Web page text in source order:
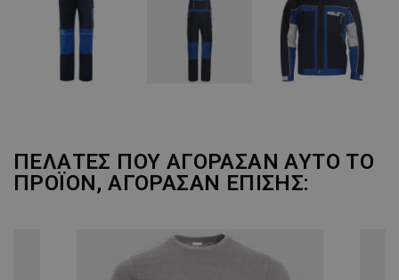
ΠΕΛΆΤΕΣ ΠΟΥ ΑΓΌΡΑΣΑΝ ΑΥΤΌ ΤΟ
ΠΡΟΪΌΝ, ΑΓΌΡΑΣΑΝ ΕΠΊΣΗΣ: